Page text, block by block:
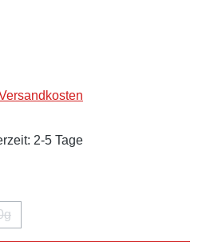
2-5 Tage
Option ist zurzeit nicht verfügbar.)